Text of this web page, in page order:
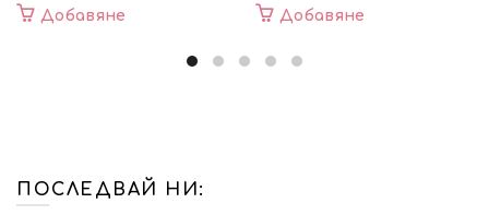
Добавяне Добавяне
ПОСЛЕДВАЙ НИ: